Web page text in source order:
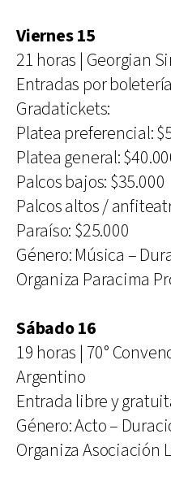
Viernes 15
21 horas | Georgian
Entradas por
Gradatickets:
Platea preferencial:
Platea general:
Palcos bajos: $35.000
Palcos altos /
Paraíso: $25.000
Género: Música –
Organiza Paracima
Sábado 16
19 horas | 70°
Argentino
Entrada libre y
Género: Acto –
Organiza Asociación